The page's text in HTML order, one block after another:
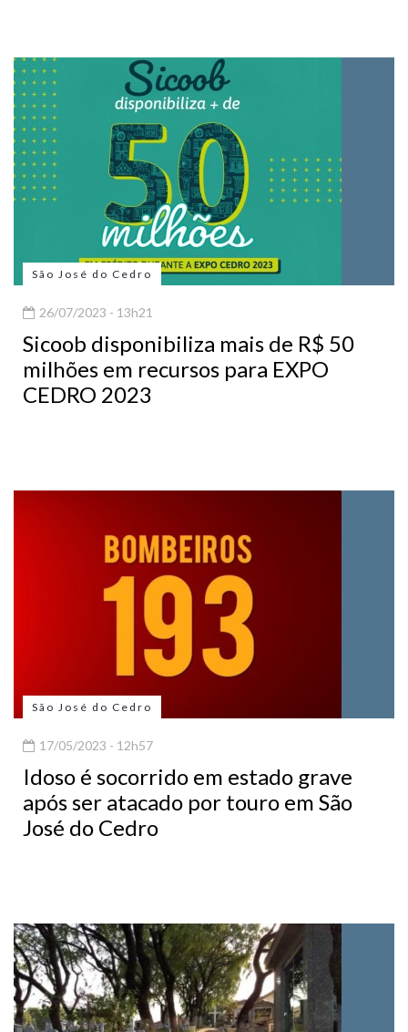
São José do Cedro
26/07/2023 - 13h21
Sicoob disponibiliza mais de R$ 50
milhões em recursos para EXPO
CEDRO 2023
São José do Cedro
17/05/2023 - 12h57
Idoso é socorrido em estado grave
após ser atacado por touro em São
José do Cedro